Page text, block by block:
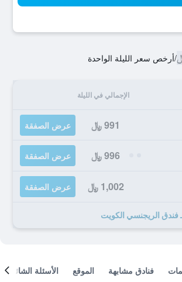
/أرخص سعر الليلة الواحدة
الإجمالي في الليلة
991 ﷼ عرض الصفقة
996 ﷼ عرض الصفقة
1,002 ﷼ عرض الصفقة
فنادق مشابهة الموقع الأسئلة الشائعة